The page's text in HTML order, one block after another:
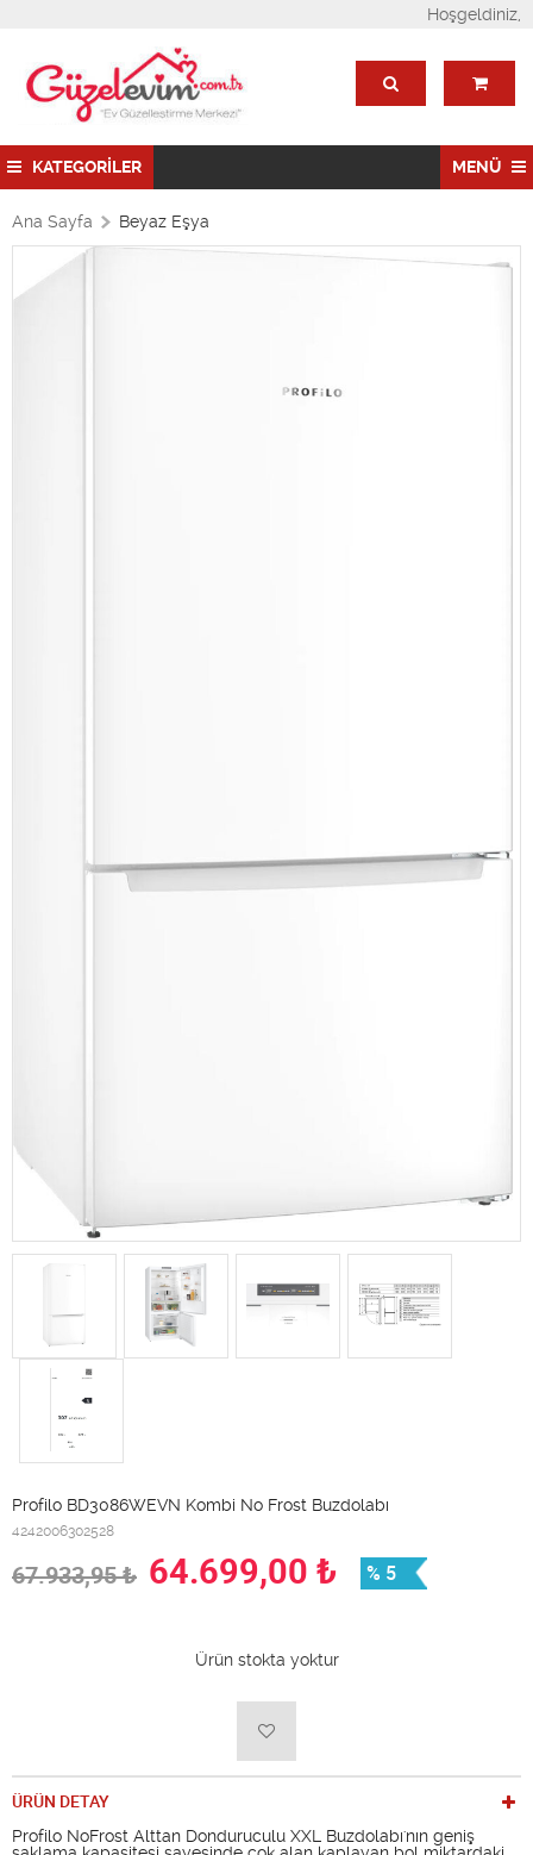
Hoşgeldiniz,
KATEGORİLER MENÜ
Ana Sayfa Beyaz Eşya
Profilo BD3086WEVN Kombi No Frost Buzdolabı
4242006302528
67.933,95₺ 64.699,00 ₺ % 5
Ürün stokta yoktur
ÜRÜN DETAY
Profilo NoFrost Alttan Donduruculu XXL Buzdolabı'nın geniş